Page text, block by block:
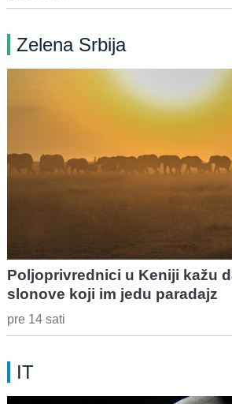
Zelena Srbija
Poljoprivrednici u Keniji kažu
slonove koji im jedu paradajz
pre 14 sati
IT